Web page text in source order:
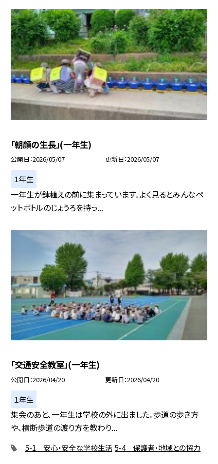
「朝顔の生長」(一年生)
公開日 2026/05/07 更新日 2026/05/07
１年生
一年生が鉢植えの前に集まっています。よく見るとみんなペ
ットボトルのじょうろを持っ...
「交通安全教室」(一年生)
公開日 2026/04/20 更新日 2026/04/20
１年生
集会のあと、一年生は学校の外に出ました。歩道の歩き方
や、横断歩道の渡り方を教わり...
5-1 安心・安全な学校生活 5-4 保護者・地域との協力